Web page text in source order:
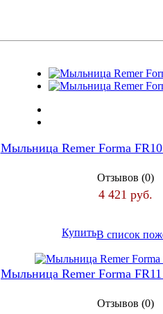
Мыльница Remer Forma
Отзывов (0)
4 421 руб.
КупитьВ список
Мыльница Remer Forma
Отзывов (0)